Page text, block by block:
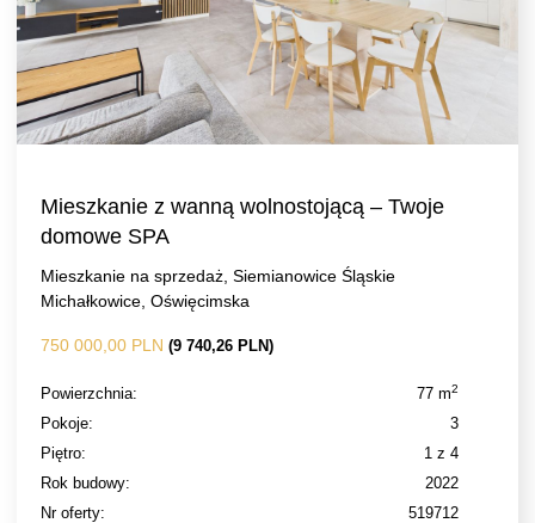
Mieszkanie z wanną wolnostojącą – Twoje
domowe SPA
Mieszkanie na sprzedaż, Siemianowice Śląskie
Michałkowice, Oświęcimska
750 000,00 PLN (9 740,26 PLN)
Powierzchnia: 77 m2
Pokoje:
3
Piętro:
1 z 4
Rok budowy:
2022
Nr oferty:
519712